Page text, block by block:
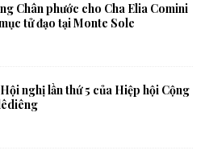
Chân phước cho Cha Elia Comini
tử đạo tại Monte Sole
nghị lần thứ 5 của Hiệp hội Cộng